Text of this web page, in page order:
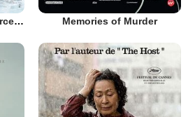
Snowpiercer, Le Transperceneige Memories of Murder